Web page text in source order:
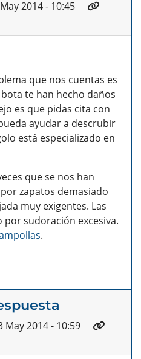
2014 - 10:45
que nos cuentas es
te han hecho daños
es que pidas cita con
ayudar a descrubir
está especializado en
que se nos han
zapatos demasiado
muy exigentes. Las
sudoración excesiva.
.
May 2014 - 10:59